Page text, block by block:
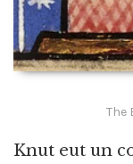
The
Knut eut un